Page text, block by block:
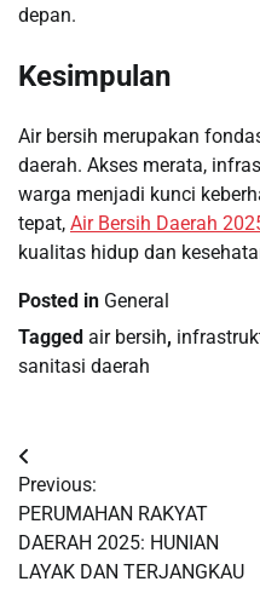
depan.
Kesimpulan
Air bersih merupakan
daerah. Akses merata,
warga menjadi kunci
tepat, Air Bersih Daerah
kualitas hidup dan
Posted in General
Tagged air bersih,
sanitasi daerah
Post
navigation
Previous:
PERUMAHAN RAKYAT
DAERAH 2025: HUNIAN
LAYAK DAN TERJANGKAU